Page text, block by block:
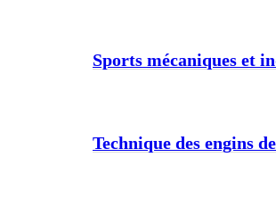
Sports mécaniques et
Technique des engins